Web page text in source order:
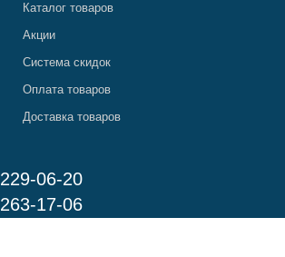
Каталог товаров
Акции
Система скидок
Оплата товаров
Доставка товаров
229-06-20
263-17-06